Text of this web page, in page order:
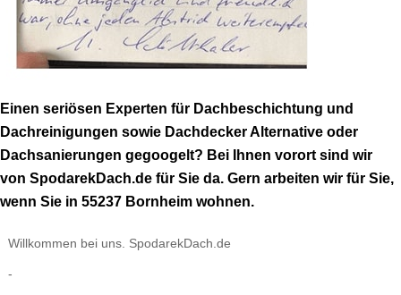
Einen seriösen Experten für Dachbeschichtung und
Dachreinigungen sowie Dachdecker Alternative oder
Dachsanierungen gegoogelt? Bei Ihnen vorort sind wir
von SpodarekDach.de für Sie da. Gern arbeiten wir für Sie,
wenn Sie in 55237 Bornheim wohnen.
Willkommen bei uns. SpodarekDach.de
-